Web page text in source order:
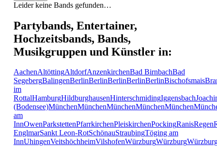
Leider keine Bands gefunden…
Partybands, Entertainer,
Hochzeitsbands, Bands,
Musikgruppen und Künstler in:
AachenAltöttingAltdorfAnzenkirchenBad BirnbachBad
SegebergBalingenBerlinBerlinBerlinBerlinBerlinBischofsmais
im
RottalHamburgHildburghausenHinterschmidingIggensbach
(Bodensee)MünchenMünchenMünchenMünchenMünchen
am
InnOwenParkstettenPfarrkirchenPleiskirchenPockingRanisRegen
EnglmarSankt Leon-RotSchönauStraubingTöging am
InnUhingenVeitshöchheimVilshofenWürzburgWürzburg